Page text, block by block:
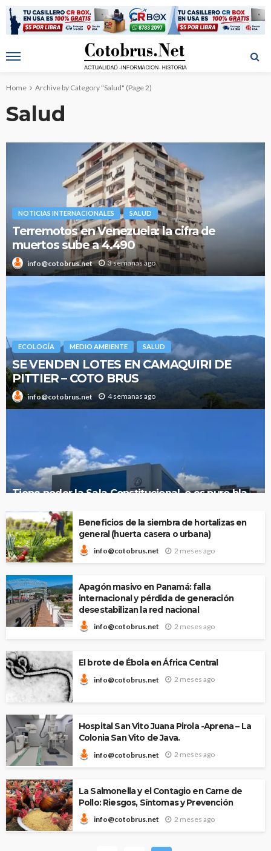
Home Archive by Category "Salud" (Page 2)
Salud
NOTICIAS INTERNACIONALES SALUD
Terremotos en Venezuela: la cifra de
muertos sube a 4.490
info@cotobrus.net 3 semanas ago
ECOLOGÍA MEDIO AMBIENTE SALUD
SE VENDEN LOTES EN CAMAQUIRI DE
PITTIER – COTO BRUS
info@cotobrus.net 4 semanas ago
Tiene poder la Sala Constitucional, o es puro bla
Beneficios de la siembra de hortalizas en
general (huerta casera o urbana)
info@cotobrus.net 2 meses ago
Apagón masivo en Panamá: falla
internacional y pérdida de generación
desestabilizan la red nacional
info@cotobrus.net 2 meses ago
El brote de Ébola en África Central
info@cotobrus.net 2 meses ago
Hospital San Vito Juana Pirola -Aprena – La
Colonia San Vito de Java.
info@cotobrus.net 2 meses ago
La Salmonella y el Contagio en Carne de
Pollo: Riesgos, Síntomas y Prevención
info@cotobrus.net 2 meses ago